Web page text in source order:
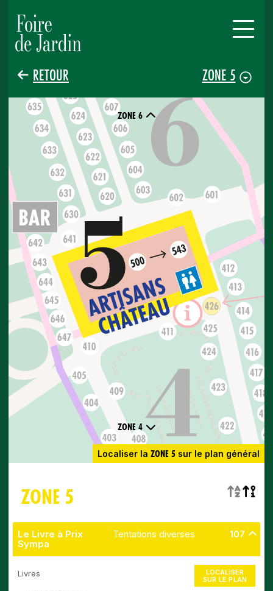
RETOUR ZONE 5
Localiser la ZONE 5sur le plan général
ZONE 6
ZONE 4
ZONE 5
Le Livre à Prix
Sympa
Tentations diverses 107
Livres
LOCALISER
SUR LE PLAN